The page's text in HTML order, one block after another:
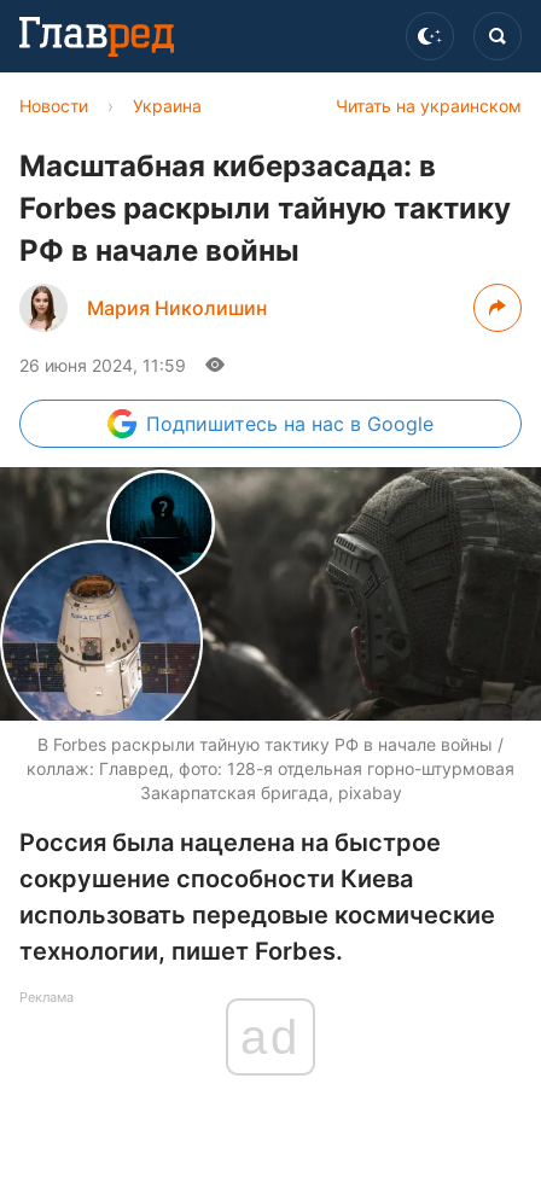
Читать на украинском
Новости › Украина
Масштабная киберзасада: в
Forbes раскрыли тайную тактику
РФ в начале войны
Мария Николишин
26 июня 2024, 11:59
Подпишитесь на нас в Google
В Forbes раскрыли тайную тактику РФ в начале войны /
коллаж: Главред, фото: 128-я отдельная горно-штурмовая
Закарпатская бригада, pixabay
Россия была нацелена на быстрое
сокрушение способности Киева
использовать передовые космические
технологии, пишет Forbes.
Реклама
ad